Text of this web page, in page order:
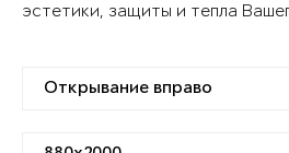
эстетики, защиты и тепла